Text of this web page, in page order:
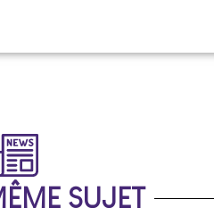
SUJET